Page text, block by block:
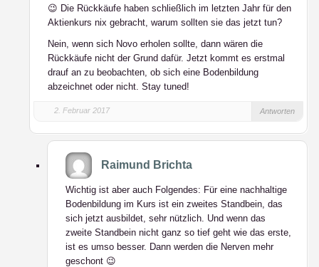
😉 Die Rückkäufe haben schließlich im letzten Jahr für den
Aktienkurs nix gebracht, warum sollten sie das jetzt tun?
Nein, wenn sich Novo erholen sollte, dann wären die
Rückkäufe nicht der Grund dafür. Jetzt kommt es erstmal
drauf an zu beobachten, ob sich eine Bodenbildung
abzeichnet oder nicht. Stay tuned!
2. Februar 2017 Antworten
Raimund Brichta
Wichtig ist aber auch Folgendes: Für eine nachhaltige
Bodenbildung im Kurs ist ein zweites Standbein, das
sich jetzt ausbildet, sehr nützlich. Und wenn das
zweite Standbein nicht ganz so tief geht wie das erste,
ist es umso besser. Dann werden die Nerven mehr
geschont 😉